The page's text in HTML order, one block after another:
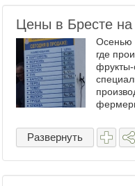
Цены в Бресте
Осенью
где
вот
Развернуть